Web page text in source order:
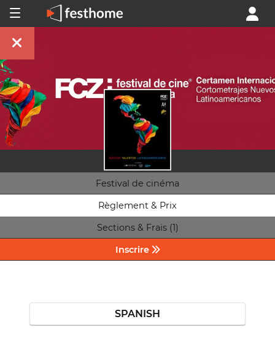
Festival de cinéma
Règlement & Prix
Sections & Frais (1)
Inscrire
SPANISH